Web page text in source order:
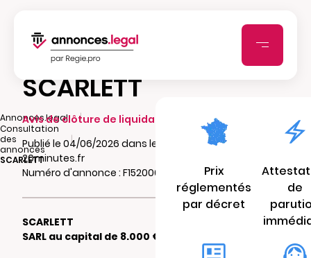
Annonces.legal
|
Consultation
des
annonces
|
SCARLETT
SCARLETT
Avis de clôture de liquidation
Publié le 04/06/2026 dans le journal
20minutes.fr
Numéro d'annonce : F15200614wyin
SCARLETT
SARL au capital de 8.000 €
Prix
réglementés
par décret
de